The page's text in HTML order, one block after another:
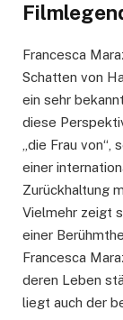
Francesca
Schatten von
ein sehr
diese
„die Frau
einer
Zurückhaltung
Vielmehr zeigt
einer
Francesca
deren Leben
liegt auch der